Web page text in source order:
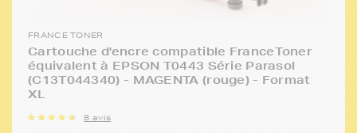
FRANCE TONER
Cartouche d'encre compatible FranceToner
équivalent à EPSON T0443 Série Parasol
(C13T044340) - MAGENTA (rouge) - Format
XL
8 avis